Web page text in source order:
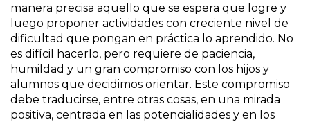
manera precisa aquello que se espera que logre y
luego proponer actividades con creciente nivel de
dificultad que pongan en práctica lo aprendido. No
es difícil hacerlo, pero requiere de paciencia,
humildad y un gran compromiso con los hijos y
alumnos que decidimos orientar. Este compromiso
debe traducirse, entre otras cosas, en una mirada
positiva, centrada en las potencialidades y en los